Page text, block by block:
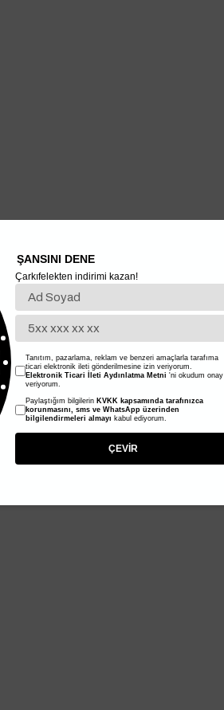
ŞANSINI DENE
Çarkıfelekten indirimi kazan!
Tanıtım, pazarlama, reklam ve benzeri amaçlarla tarafıma
ticari elektronik ileti gönderilmesine izin veriyorum.
Elektronik Ticari İleti Aydınlatma Metni 'ni okudum onay
veriyorum.
Paylaştığım bilgilerin KVKK kapsamında tarafınızca
korunmasını, sms ve WhatsApp üzerinden
bilgilendirmeleri almayı kabul ediyorum.
ÇEVİR